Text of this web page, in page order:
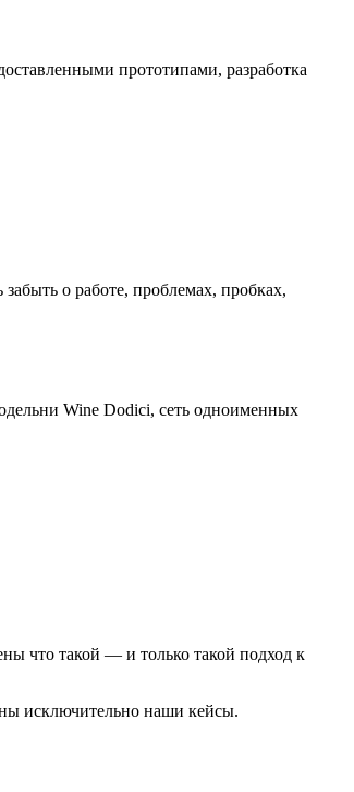
прототипами, разработка
о работе, проблемах, пробках,
Wine Dodici, сеть одноименных
что такой — и только такой подход к
исключительно наши кейсы.